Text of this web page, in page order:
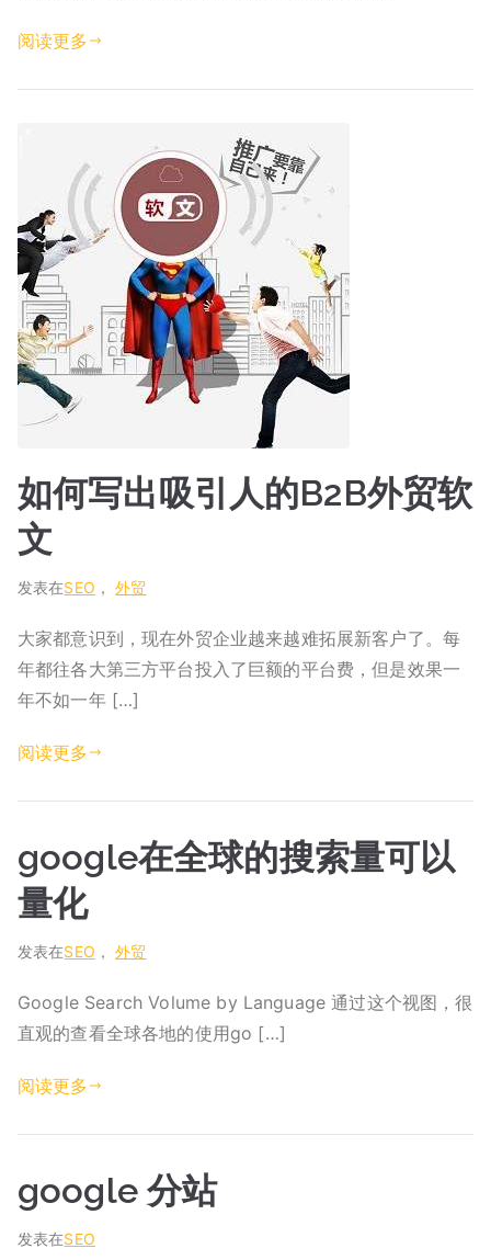
阅读更多
如何写出吸引人的B2B外贸软
文
发表在SEO ，外贸
大家都意识到，现在外贸企业越来越难拓展新客户了。每
年都往各大第三方平台投入了巨额的平台费，但是效果一
年不如一年 […]
阅读更多
google在全球的搜索量可以
量化
发表在SEO ，外贸
Google Search Volume by Language 通过这个视图，很
直观的查看全球各地的使用go […]
阅读更多
google 分站
发表在SEO